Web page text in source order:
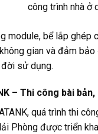
công trình nhà ở
module, bể lắp ghép
gian và đảm
sử dụng.
– Thi công bài
quá trình thi
Phòng được triển